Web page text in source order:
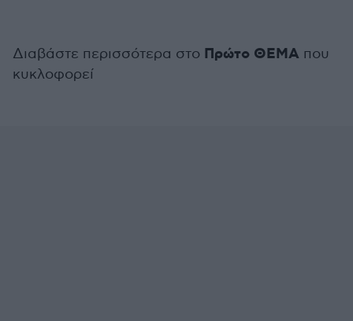
Διαβάστε περισσότερα στο Πρώτο ΘΕΜΑ που
κυκλοφορεί